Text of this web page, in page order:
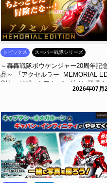
トピックス スーパー戦隊シリーズ
～轟轟戦隊ボウケンジャー20周年記
品～ 『アクセルラー -MEMORIAL
ON-』がプレミアムバンダイに登場！
2026年07月